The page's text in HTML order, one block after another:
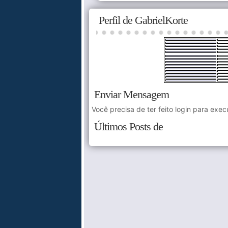
Perfil de GabrielKorte
Enviar Mensagem
Você precisa de ter feito login para
Últimos Posts de